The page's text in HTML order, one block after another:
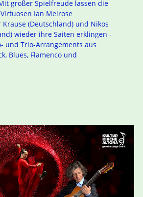
großer Spielfreude lassen die
Ian Melrose
Krause (Deutschland) und Nikos
wieder ihre Saiten erklingen -
und Trio-Arrangements aus
Blues, Flamenco und